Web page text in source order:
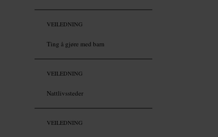
VEILEDNING
Ting å gjøre med barn
VEILEDNING
Nattlivssteder
VEILEDNING